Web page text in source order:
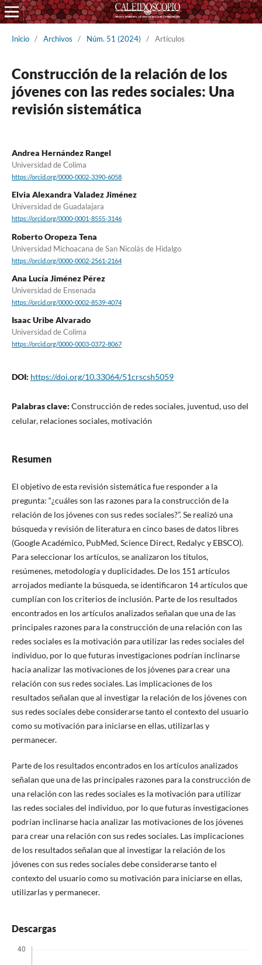
Inicio / Archivos / Núm. 51 (2024) / Artículos
Construcción de la relación de los
jóvenes con las redes sociales: Una
revisión sistemática
Andrea Hernández Rangel
Universidad de Colima
https://orcid.org/0000-0002-3390-6058
Elvia Alexandra Valadez Jiménez
Universidad de Guadalajara
https://orcid.org/0000-0001-8555-3146
Roberto Oropeza Tena
Universidad Michoacana de San Nicolás de Hidalgo
https://orcid.org/0000-0002-2561-2164
Ana Lucía Jiménez Pérez
Universidad de Ensenada
https://orcid.org/0000-0002-8539-4074
Isaac Uribe Alvarado
Universidad de Colima
https://orcid.org/0000-0003-0372-8067
DOI: https://doi.org/10.33064/51crscsh5059
Palabras clave: Construcción de redes sociales, juventud, uso del
celular, relaciones sociales, motivación
Resumen
El objetivo de esta revisión sistemática fue responder a la
pregunta: “¿cuáles son las razones para la construcción de la
relación de los jóvenes con sus redes sociales?”. Se realizó una
búsqueda y revisión de literatura en cinco bases de datos libres
(Google Académico, PubMed, Science Direct, Redalyc y EBSCO).
Para seleccionar los artículos, se analizaron los títulos,
resúmenes, metodología y duplicidades. De los 151 artículos
arrojados mediante la búsqueda, se identificaron 14 artículos que
cumplían con los criterios de inclusión. Parte de los resultados
encontrados en los artículos analizados señalan que una de las
principales razones para la construcción de una relación con las
redes sociales es la motivación para utilizar las redes sociales del
individuo, por lo que futuras investigaciones podrían inclinarse
hacia analizar las motivaciones de los jóvenes para crear una
relación con sus redes sociales. Las implicaciones de los
resultados señalan que al investigar la relación de los jóvenes con
sus redes sociales debe considerarse tanto el contexto del usuario
como su motivación para iniciarse en ellas, utilizarlas y
permanecer.
Parte de los resultados encontrados en los artículos analizados
señalan que una de las principales razones para la construcción de
una relación con las redes sociales es la motivación para utilizar
las redes sociales del individuo, por lo que futuras investigaciones
podrían inclinarse hacia analizar las motivaciones de los jóvenes
para crear una relación con sus redes sociales. Las implicaciones
de los resultados señalan que al investigar la relación de los
jóvenes con sus redes sociales debe considerarse tanto el
contexto del usuario como su motivación para iniciarse en ellas,
utilizarlas y permanecer.
Descargas